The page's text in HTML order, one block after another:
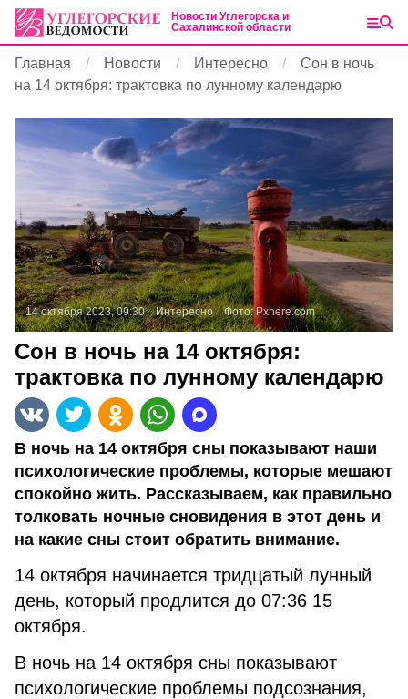
Новости Углегорска и
Сахалинской области
Главная Новости Интересно
Сон в ночь
на 14 октября: трактовка по лунному календарю
14 октября 2023, 09:30 Интересно Фото:Pxhere.com
Сон в ночь на 14 октября:
трактовка по лунному календарю
В ночь на 14 октября сны показывают наши
психологические проблемы, которые мешают
спокойно жить. Рассказываем, как правильно
толковать ночные сновидения в этот день и
на какие сны стоит обратить внимание.
14 октября начинается тридцатый лунный
день, который продлится до 07:36 15
октября.
В ночь на 14 октября сны показывают
психологические проблемы подсознания,